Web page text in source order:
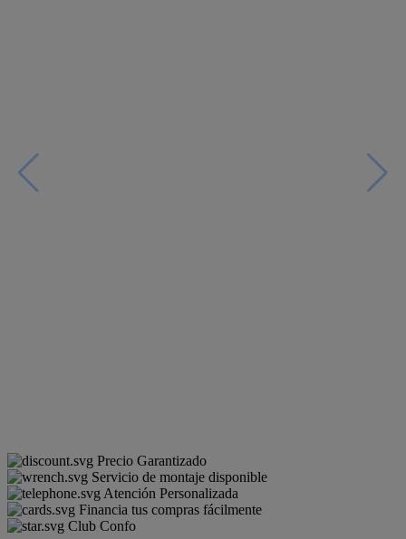
Precio Garantizado
Servicio de montaje disponible
Atención Personalizada
Financia tus compras fácilmente
Club Confo